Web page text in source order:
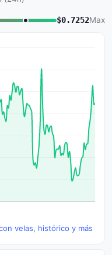
$0.7252Max
velas, histórico y más